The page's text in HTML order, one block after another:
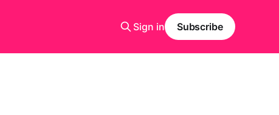
Sign in Subscribe